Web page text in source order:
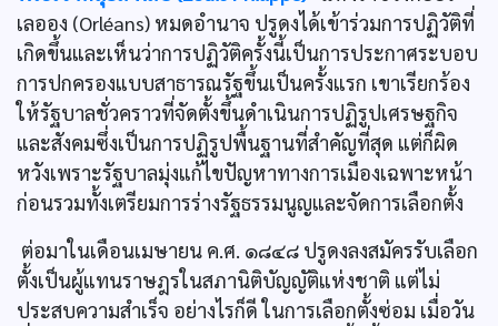
เลออง (Orléans) หมดอำนาจ ปรูดงได้เข้าร่วมการปฏิวัติที่
เกิดขึ้นและเห็นว่าการปฏิวัติครั้งนี้เป็นการประกาศระบอบ
การปกครองแบบสาธารณรัฐขึ้นเป็นครั้งแรก เขาเรียกร้อง
ให้รัฐบาลชั่วคราวที่จัดตั้งขึ้นดำเนินการปฏิรูปเศรษฐกิจ
และสังคมซึ่งเป็นการปฏิรูปพื้นฐานที่สำคัญที่สุด แต่ก็ผิด
หวังเพราะรัฐบาลมุ่งแก้ไขปัญหาทางการเมืองเฉพาะหน้า
ก่อนรวมทั้งเตรียมการร่างรัฐธรรมนูญและจัดการเลือกตั้ง
ต่อมาในเดือนเมษายน ค.ศ. ๑๘๔๘ ปรูดงลงสมัครรับเลือก
ตั้งเป็นผู้แทนราษฎรในสภานิติบัญญัติแห่งชาติ แต่ไม่
ประสบความสำเร็จ อย่างไรก็ดี ในการเลือกตั้งซ่อม เมื่อวัน